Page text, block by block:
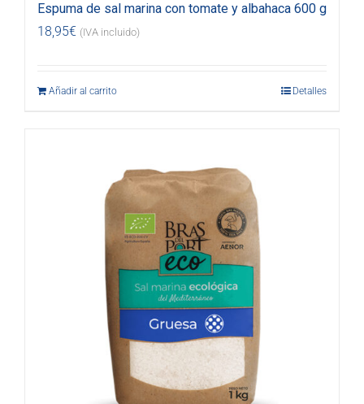
Espuma de sal marina con tomate y albahaca 600 g
18,95€ (IVA incluido)
Añadir al carrito Detalles